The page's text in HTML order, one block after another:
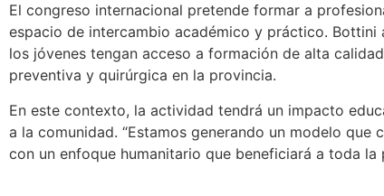
El congreso internacional pretende formar a
espacio de intercambio académico y práctico.
los jóvenes tengan acceso a formación de alta
preventiva y quirúrgica en la provincia.
En este contexto, la actividad tendrá un impacto
a la comunidad. “Estamos generando un modelo
con un enfoque humanitario que beneficiará a toda la